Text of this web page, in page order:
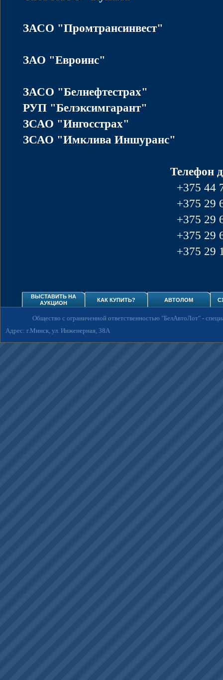
ЗАСО "Промтрансинвест"
ЗАО "Евроинс"
ЗАСО "Белнефтестрах"
РУП "Белэксимгарант"
ЗСАО "Ингосстрах"
ЗСАО "Имклива Иншуранс"
Телефон
+375 44
+375 29
+375 29
+375 29
+375 29
ВЫСТАВИТЬ НА
АУКЦИОН
КАК КУПИТЬ? АВТОЛОМ
Общество с ограниченной ответственностью "БелАвтоЛот"-
Адрес: г.Минск, ул. Инженерная, 38А